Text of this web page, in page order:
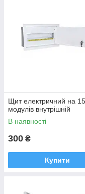
Щит електричний на 15
модулів внутрішній
В наявності
300 ₴
Купити